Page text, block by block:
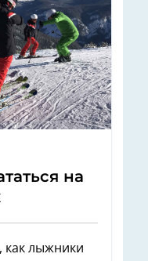
на
как лыжники